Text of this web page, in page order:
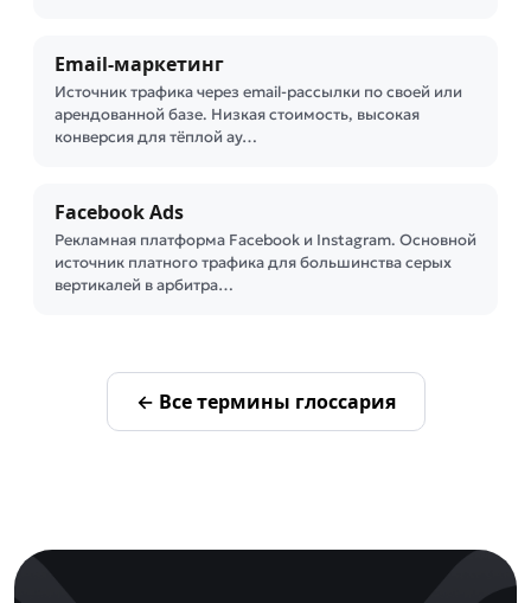
Email-маркетинг
Источник трафика через email-рассылки по своей или
арендованной базе. Низкая стоимость, высокая
конверсия для тёплой ау…
Facebook Ads
Рекламная платформа Facebook и Instagram. Основной
источник платного трафика для большинства серых
вертикалей в арбитра…
← Все термины глоссария